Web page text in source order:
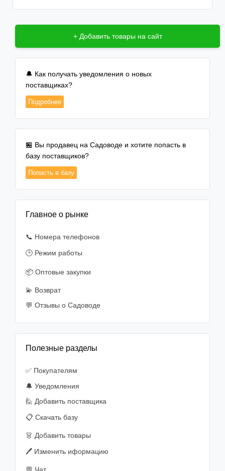
+ Добавить товары на сайт
🔔 Как получать уведомления о новых
поставщиках?
Подробнее
🏪 Вы продавец на Садоводе и хотите попасть в
базу поставщиков?
Попасть в базу
Главное о рынке
📞 Номера телефонов
🕒 Режим работы
📦 Оптовые закупки
💫 Возврат
💬 Отзывы о Садоводе
Полезные разделы
✅ Покупателям
🔔 Уведомления
🙋‍️ Добавить поставщика
📋 Скачать базу
👗 Добавить товары
🖊️ Изменить иформацию
💬 Чат